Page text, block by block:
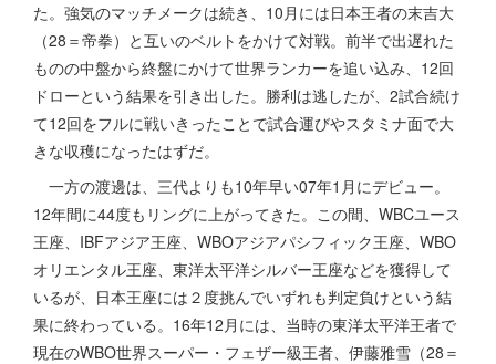
た。強気のマッチメークは続き、10月には日本王者の末吉大
（28＝帝拳）と互いのベルトをかけて対戦。前半で出遅れた
ものの中盤から終盤にかけて世界ランカーを追い込み、12回
ドローという結果を引き出した。勝利は逃したが、2試合続け
て12回をフルに戦いきったことで試合運びやスタミナ面で大
きな収穫になったはずだ。
一方の渡邊は、三代よりも10年早い07年1月にデビュー。
12年間に44度もリングに上がってきた。この間、WBCユース
王座、IBFアジア王座、WBOアジアパシフィック王座、WBO
オリエンタル王座、東洋太平洋シルバー王座などを獲得して
いるが、日本王座には２度挑んでいずれも判定負けという結
果に終わっている。16年12月には、当時の東洋太平洋王者で
現在のWBO世界スーパー・フェザー級王者、伊藤雅雪（28＝